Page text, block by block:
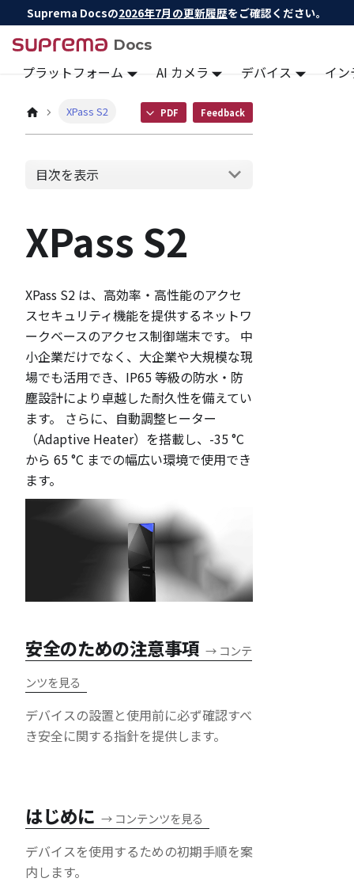
Suprema Docsの2026年7月の更新履歴をご確認ください。
Docs
プラットフォーム AI カメラ デバイス イ
XPass S2 PDF Feedback
目次を表示
XPass S2
XPass S2 は、高効率・高性能のアクセ
スセキュリティ機能を提供するネットワ
ークベースのアクセス制御端末です。 中
小企業だけでなく、大企業や大規模な現
場でも活用でき、IP65 等級の防水・防
塵設計により卓越した耐久性を備えてい
ます。 さらに、自動調整ヒーター
（Adaptive Heater）を搭載し、-35 °C
から 65 °C までの幅広い環境で使用でき
ます。
安全のための注意事項 → コンテ
ンツを見る
デバイスの設置と使用前に必ず確認すべ
き安全に関する指針を提供します。
はじめに → コンテンツを見る
デバイスを使用するための初期手順を案
内します。